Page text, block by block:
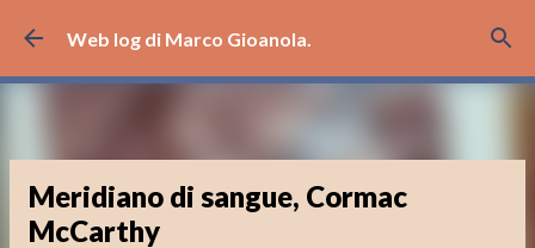
Passa ai contenuti principali
Web log di Marco Gioanola.
Meridiano di sangue, Cormac
McCarthy